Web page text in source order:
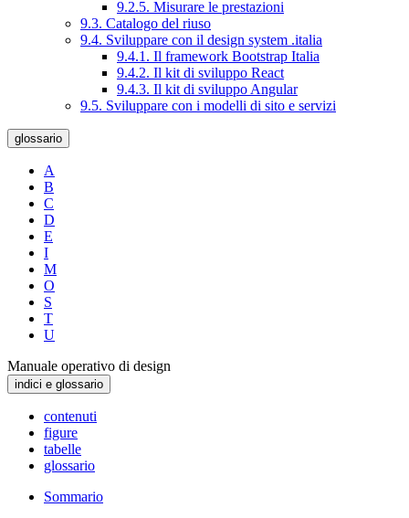
9.2.5. Misurare le prestazioni
9.3. Catalogo del riuso
9.4. Sviluppare con il design system .italia
9.4.1. Il framework Bootstrap Italia
9.4.2. Il kit di sviluppo React
9.4.3. Il kit di sviluppo Angular
9.5. Sviluppare con i modelli di sito e servizi
glossario
A
B
C
D
E
I
M
O
S
T
U
Manuale operativo di design
indici e glossario
contenuti
figure
tabelle
glossario
Sommario